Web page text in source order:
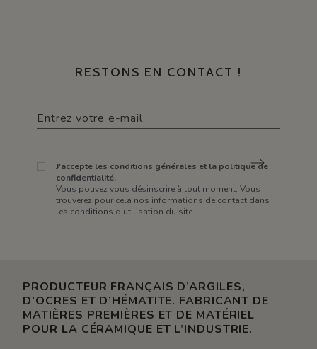
RESTONS EN CONTACT !
J'accepte les conditions générales et la politique de
confidentialité.
Vous pouvez vous désinscrire à tout moment. Vous
trouverez pour cela nos informations de contact dans
les conditions d'utilisation du site.
PRODUCTEUR FRANÇAIS D’ARGILES,
D’OCRES ET D’HÉMATITE. FABRICANT DE
MATIÈRES PREMIÈRES ET DE MATÉRIEL
POUR LA CÉRAMIQUE ET L’INDUSTRIE.